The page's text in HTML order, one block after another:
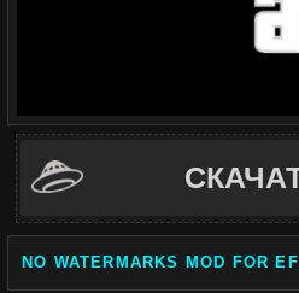
NO WATERMARKS MOD FOR